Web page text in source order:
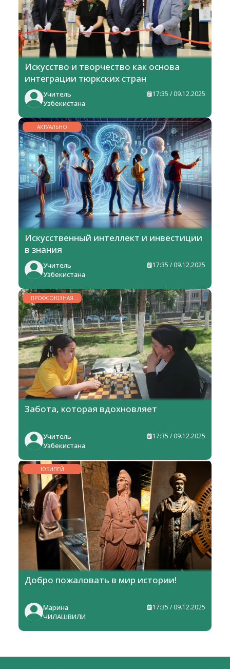
Искусство и творчество как основа
интеграции тюркских стран
Учитель
Узбекистана
17:35 / 09.12.2025
АКТУАЛЬНО
Искусственный интеллект и инвестиции
в знания
Учитель
Узбекистана
17:35 / 09.12.2025
ПРОФСОЮЗНАЯ
ЖИЗНЬ
Забота, которая вдохновляет
Учитель
Узбекистана
17:35 / 09.12.2025
ЮБИЛЕЙ
Добро пожаловать в мир истории!
Марина
ЧИЛАШВИЛИ
17:35 / 09.12.2025